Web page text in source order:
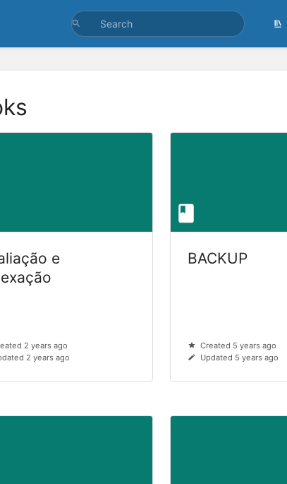
e
2 years ago
2 years ago
BACKUP
Created 5 years ago
Updated 5 years ago